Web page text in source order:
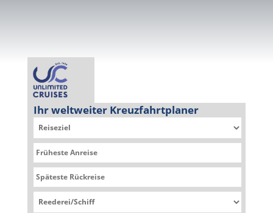
Ihr weltweiter Kreuzfahrtplaner
Sie befinden sich hier: Kreuzfahrtplaner » EXPLORA
VI
EXPLORA VI